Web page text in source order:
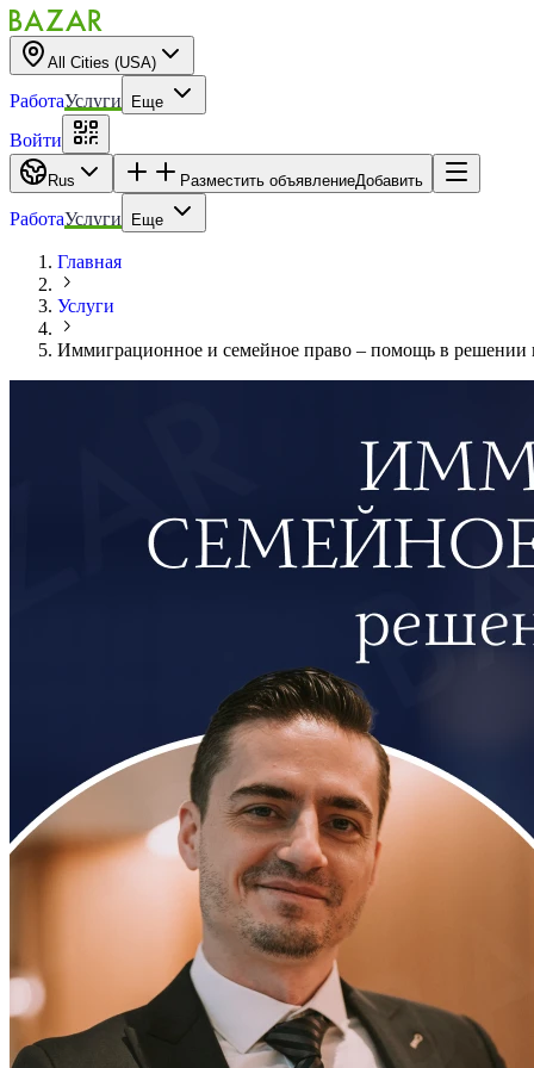
All Cities (USA)
РаботаУслуги Еще
Войти
Rus Разместить объявлениеДобавить
РаботаУслуги Еще
Главная
Услуги
Иммиграционное и семейное право – помощь в решении